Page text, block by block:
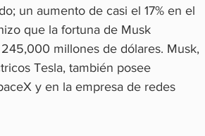
un aumento de casi el 17% en el
que la fortuna de Musk
millones de dólares. Musk,
Tesla, también posee
y en la empresa de redes